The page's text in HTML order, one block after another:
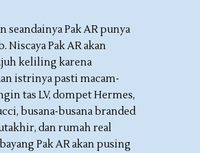
seandainya Pak AR punya
Niscaya Pak AR akan
keliling karena
istrinya pasti macam-
tas LV, dompet Hermes,
busana-busana branded
dan rumah real
Pak AR akan pusing